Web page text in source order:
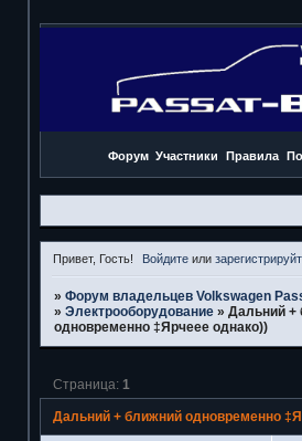
Форум Участники Правила
Привет, Гость! Войдите или
» Форум владельцев Volkswagen
» Электрооборудование » Дальний +
одновременно ‡Ярчеее однако))
Дальний + ближний одновременно
Страница: 1